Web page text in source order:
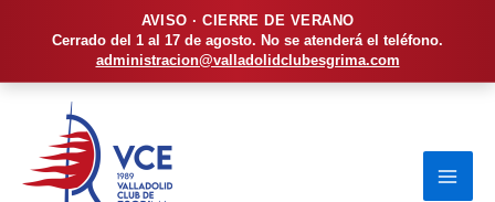
AVISO · CIERRE DE VERANO
Cerrado del 1 al 17 de agosto. No se atenderá el teléfono.
administracion@valladolidclubesgrima.com
contenido